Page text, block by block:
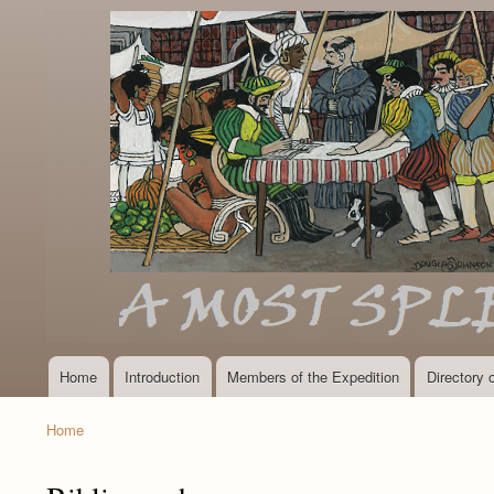
MainHome Introduction Members of the Expedition Directory
Home